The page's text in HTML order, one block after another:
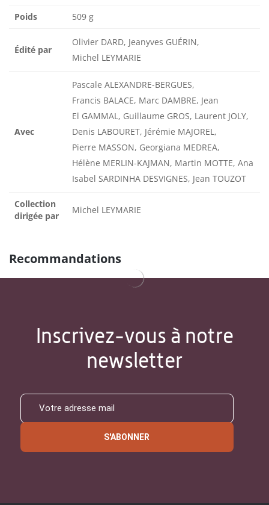
Poids 509 g
Édité par
Olivier DARD, Jeanyves GUÉRIN,
Michel LEYMARIE
Avec
Pascale ALEXANDRE-BERGUES,
Francis BALACE, Marc DAMBRE, Jean
El GAMMAL, Guillaume GROS, Laurent JOLY,
Denis LABOURET, Jérémie MAJOREL,
Pierre MASSON, Georgiana MEDREA,
Hélène MERLIN-KAJMAN, Martin MOTTE, Ana
Isabel SARDINHA DESVIGNES, Jean TOUZOT
Collection
dirigée par
Michel LEYMARIE
Recommandations
Inscrivez-vous à notre
newsletter
S'ABONNER